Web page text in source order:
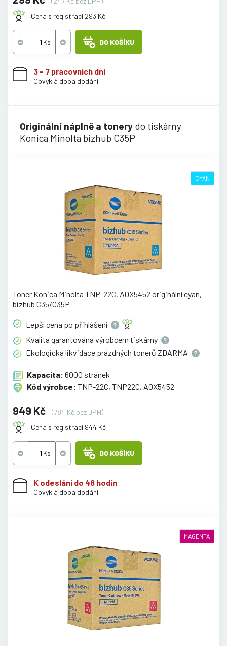
Cena s registrací 293 Kč
DO KOŠÍKU
3 - 7 pracovních dní
Obvyklá doba dodání
Originální náplně a tonery do tiskárny
Konica Minolta bizhub C35P
CYAN
Toner Konica Minolta TNP-22C, A0X5452 originální cyan,
bizhub C35/C35P
Lepší cena po přihlášení
Kvalita garantována výrobcem tiskárny
Ekologická likvidace prázdných tonerů ZDARMA
Kapacita: 6000 stránek
Kód výrobce: TNP-22C, TNP22C, A0X5452
949 Kč
(784 Kč bez DPH)
Cena s registrací 944 Kč
DO KOŠÍKU
K odeslání do 48 hodin
Obvyklá doba dodání
MAGENTA